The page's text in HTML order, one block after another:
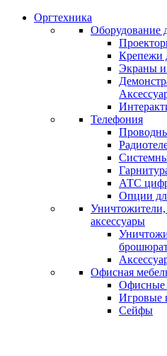
Оргтехника
Оборудование
Крепежи
Экраны
Телефония
АТС
Опции
аксессуары
Офисная
Офисные
Игровые
Сейфы